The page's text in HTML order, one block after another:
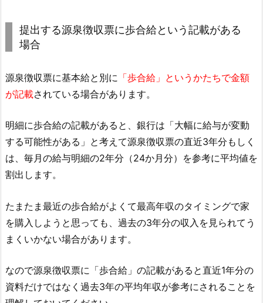
提出する源泉徴収票に歩合給という記載がある
場合
源泉徴収票に基本給と別に 「歩合給」というかたちで金額
が記載されている場合があります。
明細に歩合給の記載があると、銀行は「大幅に給与が変動
する可能性がある」と考えて源泉徴収票の直近3年分もしく
は、毎月の給与明細の2年分（24か月分）を参考に平均値を
割出します。
たまたま最近の歩合給がよくて最高年収のタイミングで家
を購入しようと思っても、過去の3年分の収入を見られてう
まくいかない場合があります。
なので源泉徴収票に「歩合給」の記載があると直近1年分の
資料だけではなく過去3年の平均年収が参考にされることを